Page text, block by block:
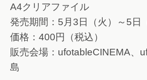
A4クリアファイル
発売期間：5月3日（火）～5日
価格：400円（税込）
販売会場：ufotableCINEMA、
島